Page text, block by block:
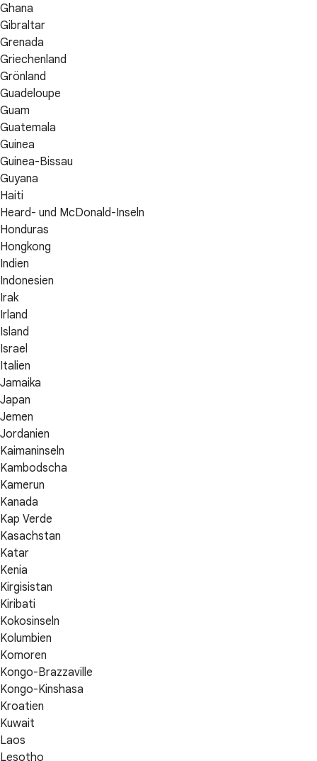
Ghana
Gibraltar
Grenada
Griechenland
Grönland
Guadeloupe
Guam
Guatemala
Guinea
Guinea-Bissau
Guyana
Haiti
Heard- und McDonald-Inseln
Honduras
Hongkong
Indien
Indonesien
Irak
Irland
Island
Israel
Italien
Jamaika
Japan
Jemen
Jordanien
Kaimaninseln
Kambodscha
Kamerun
Kanada
Kap Verde
Kasachstan
Katar
Kenia
Kirgisistan
Kiribati
Kokosinseln
Kolumbien
Komoren
Kongo-Brazzaville
Kongo-Kinshasa
Kroatien
Kuwait
Laos
Lesotho